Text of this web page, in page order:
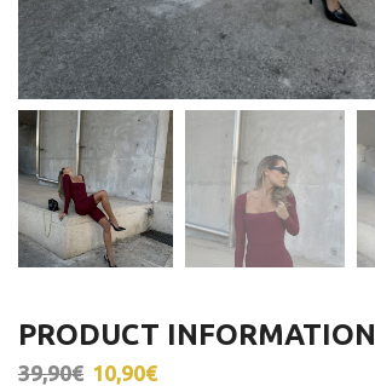
PRODUCT INFORMATION
39,90€ 10,90€